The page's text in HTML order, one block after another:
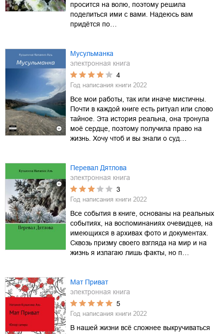
просится на волю, поэтому решила
поделиться ими с вами. Надеюсь вам
придётся по…
Мусульманка
электронная книга
4
Год написания книги 2022
Все мои работы, так или иначе мистичны.
Почти в каждой книге есть ритуал или слово
тайное. Эта история реальна, она тронула
моё сердце, поэтому получила право на
жизнь. Хочу чтоб и вы знали о суд…
Перевал Дятлова
электронная книга
3
Год написания книги 2022
Все события в книге, основаны на реальных
событиях, на воспоминаниях очевидцев, на
имеющихся в архивах фото и документах.
Сквозь призму своего взгляда на мир и на
жизнь я излагаю лишь факты, но п…
Мат Приват
электронная книга
5
Год написания книги 2022
В нашей жизни всё сложнее выкручиваться